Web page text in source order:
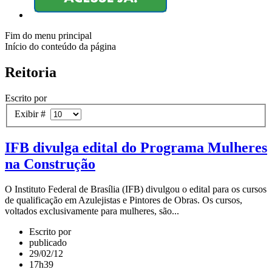
Fim do menu principal
Início do conteúdo da página
Reitoria
Escrito por
Exibir #
IFB divulga edital do Programa Mulheres
na Construção
O Instituto Federal de Brasília (IFB) divulgou o edital para os cursos
de qualificação em Azulejistas e Pintores de Obras. Os cursos,
voltados exclusivamente para mulheres, são...
Escrito por
publicado
29/02/12
17h39